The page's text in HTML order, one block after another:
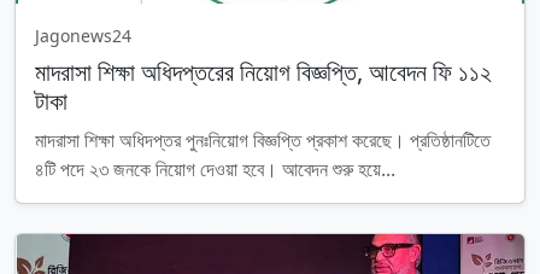
Jagonews24
মাদরাসা শিক্ষা অধিদপ্তরের নিয়োগ বিজ্ঞপ্তি, আবেদন ফি ১১২
টাকা
মাদরাসা শিক্ষা অধিদপ্তর পুনঃনিয়োগ বিজ্ঞপ্তি প্রকাশ করেছে। প্রতিষ্ঠানটিতে
৪টি পদে ২৩ জনকে নিয়োগ দেওয়া হবে। আবেদন শুরু হয়ে...